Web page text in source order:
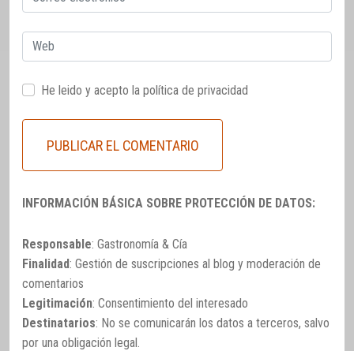
electrónico
Web
He leido y acepto la política de privacidad
INFORMACIÓN BÁSICA SOBRE PROTECCIÓN DE DATOS:
Responsable: Gastronomía & Cía
Finalidad: Gestión de suscripciones al blog y moderación de
comentarios
Legitimación: Consentimiento del interesado
Destinatarios: No se comunicarán los datos a terceros, salvo
por una obligación legal.